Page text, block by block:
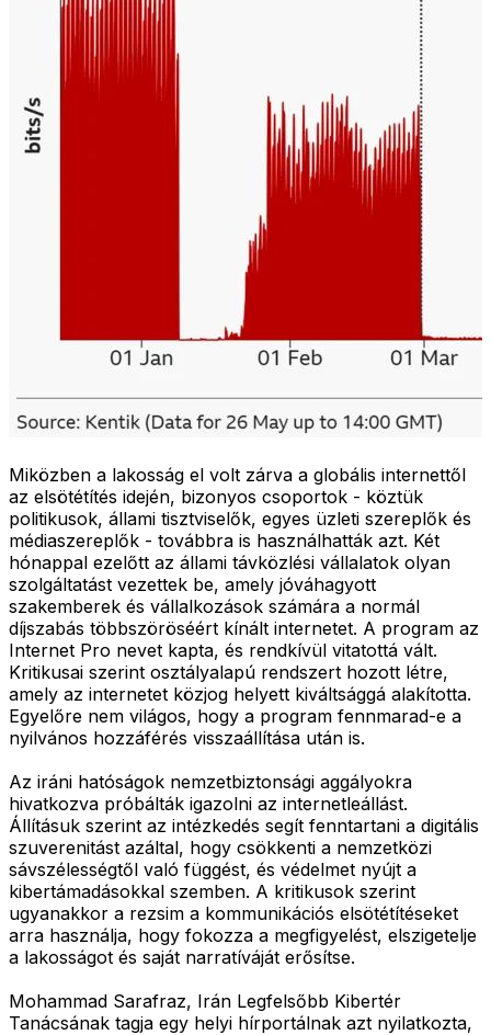
Miközben a lakosság el volt zárva a globális internettől
az elsötétítés idején, bizonyos csoportok - köztük
politikusok, állami tisztviselők, egyes üzleti szereplők és
médiaszereplők - továbbra is használhatták azt. Két
hónappal ezelőtt az állami távközlési vállalatok olyan
szolgáltatást vezettek be, amely jóváhagyott
szakemberek és vállalkozások számára a normál
díjszabás többszöröséért kínált internetet. A program az
Internet Pro nevet kapta, és rendkívül vitatottá vált.
Kritikusai szerint osztályalapú rendszert hozott létre,
amely az internetet közjog helyett kiváltsággá alakította.
Egyelőre nem világos, hogy a program fennmarad-e a
nyilvános hozzáférés visszaállítása után is.
Az iráni hatóságok nemzetbiztonsági aggályokra
hivatkozva próbálták igazolni az internetleállást.
Állításuk szerint az intézkedés segít fenntartani a digitális
szuverenitást azáltal, hogy csökkenti a nemzetközi
sávszélességtől való függést, és védelmet nyújt a
kibertámadásokkal szemben. A kritikusok szerint
ugyanakkor a rezsim a kommunikációs elsötétítéseket
arra használja, hogy fokozza a megfigyelést, elszigetelje
a lakosságot és saját narratíváját erősítse.
Mohammad Sarafraz, Irán Legfelsőbb Kibertér
Tanácsának tagja egy helyi hírportálnak azt nyilatkozta,